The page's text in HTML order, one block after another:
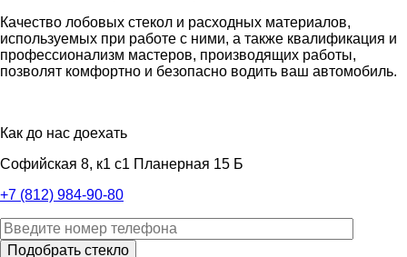
Качество лобовых стекол и расходных материалов,
используемых при работе с ними, а также квалификация и
профессионализм мастеров, производящих работы,
позволят комфортно и безопасно водить ваш автомобиль.
Как до нас доехать
Софийская 8, к1 с1 Планерная 15 Б
+7 (812) 984-90-80